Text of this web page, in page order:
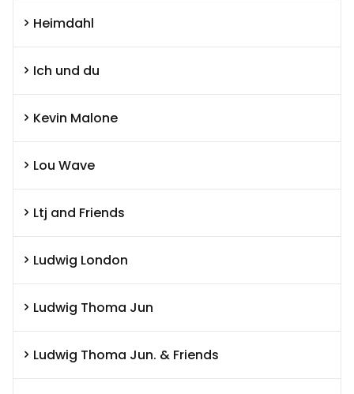
Heimdahl
Ich und du
Kevin Malone
Lou Wave
Ltj and Friends
Ludwig London
Ludwig Thoma Jun
Ludwig Thoma Jun. & Friends